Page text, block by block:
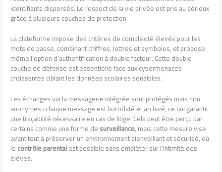
identifiants dispersés. Le respect de la vie privée est pris au sérieux
grâce à plusieurs couches de protection.
La plateforme impose des critères de complexité élevés pour les
mots de passe, combinant chiffres, lettres et symboles, et propose
même l’option d’authentification à double facteur. Cette double
couche de défense est essentielle face aux cybermenaces
croissantes ciblant les données scolaires sensibles.
Les échanges via la messagerie intégrée sont protégés mais non
anonymes : chaque message est horodaté et archivé, ce qui garantit
une traçabilité nécessaire en cas de litige. Cela peut être perçu par
certains comme une forme desurveillance, mais cette mesure vise
avant tout à préserver un environnement bienveillant et sécurisé, où
lecontrôle parentalest possible sans empiéter sur l’intimité des
élèves.